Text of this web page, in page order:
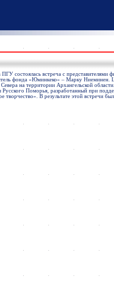
состоялась встреча с представителями
фонда «Юминкеко» – Марку Ниеминен.
на территории Архангельской
Поморья, разработанный при
В результате этой встречи